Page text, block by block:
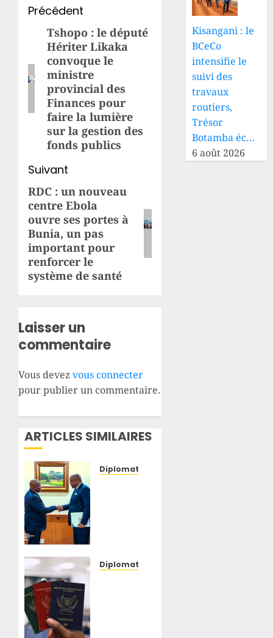
Navigation
d’article
Précédent
Article
précédent:
Tshopo : le député
Hériter Likaka
convoque le
ministre
provincial des
Finances pour
faire la lumière
sur la gestion des
fonds publics
Suivant
Article
suivant:
RDC : un nouveau
centre Ebola
ouvre ses portes à
Bunia, un pas
important pour
renforcer le
système de santé
Laisser un
commentaire
Vous devezvous connecter
pour publier un commentaire.
ARTICLES SIMILAIRES
Diplomatie
message
Diplomatie
Kisangani : le
BCeCo
intensifie le
suivi des
travaux
routiers,
Trésor
Botamba éc…
6 août 2026